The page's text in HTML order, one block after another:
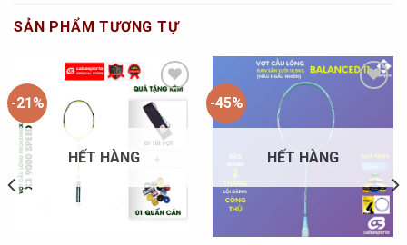
SẢN PHẨM TƯƠNG TỰ
-21%
Add to
Wishlist
HẾT HÀNG
-45%
HẾT HÀNG